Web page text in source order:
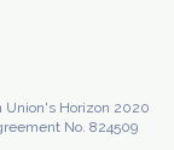
Union's Horizon 2020
No. 824509